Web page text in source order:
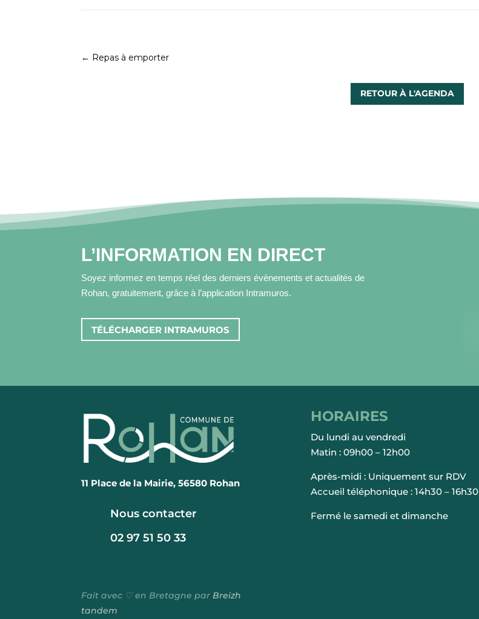
← Repas à emporter
RETOUR À L'AGENDA
L’INFORMATION EN DIRECT
Soyez informez en temps réel des derniers évènements et actualités de
Rohan, gratuitement, grâce à l’application Intramuros.
TÉLÉCHARGER INTRAMUROS
11 Place de la Mairie, 56580 Rohan
Nous contacter
02 97 51 50 33
HORAIRES
Du lundi au vendredi
Matin : 09h00 – 12h00
Après-midi : Uniquement sur RDV
Accueil téléphonique : 14h30 – 16h30
Fermé le samedi et dimanche
Fait avec ♡ en Bretagne parBreizh
tandem